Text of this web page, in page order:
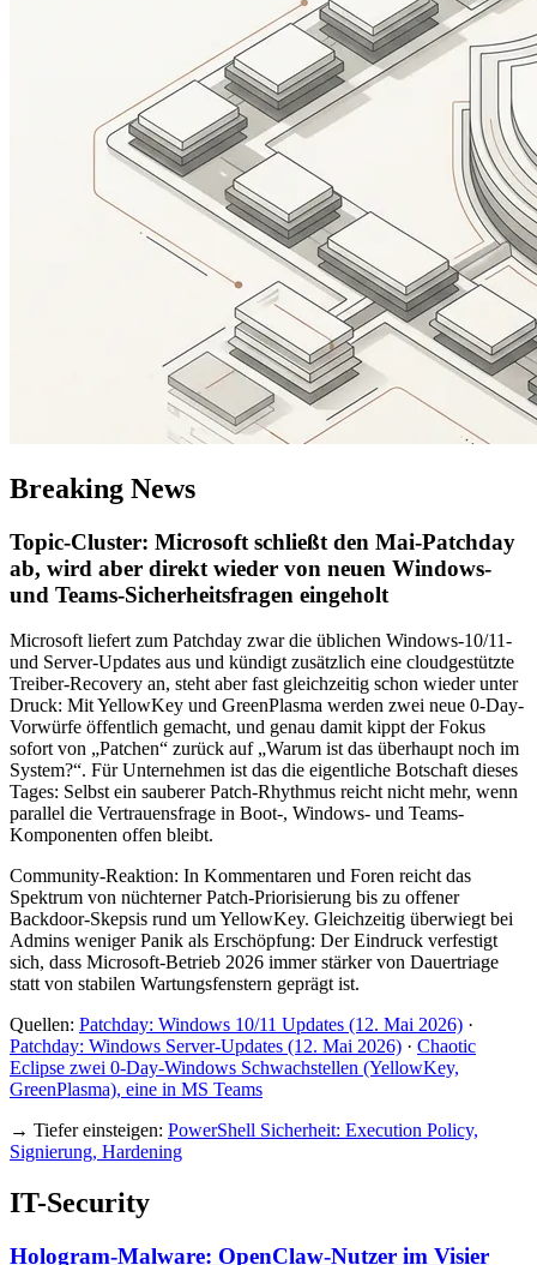
Breaking News
Topic-Cluster: Microsoft schließt den Mai-Patchday
ab, wird aber direkt wieder von neuen Windows-
und Teams-Sicherheitsfragen eingeholt
Microsoft liefert zum Patchday zwar die üblichen Windows-10/11-
und Server-Updates aus und kündigt zusätzlich eine cloudgestützte
Treiber-Recovery an, steht aber fast gleichzeitig schon wieder unter
Druck: Mit YellowKey und GreenPlasma werden zwei neue 0-Day-
Vorwürfe öffentlich gemacht, und genau damit kippt der Fokus
sofort von „Patchen“ zurück auf „Warum ist das überhaupt noch im
System?“. Für Unternehmen ist das die eigentliche Botschaft dieses
Tages: Selbst ein sauberer Patch-Rhythmus reicht nicht mehr, wenn
parallel die Vertrauensfrage in Boot-, Windows- und Teams-
Komponenten offen bleibt.
Community-Reaktion: In Kommentaren und Foren reicht das
Spektrum von nüchterner Patch-Priorisierung bis zu offener
Backdoor-Skepsis rund um YellowKey. Gleichzeitig überwiegt bei
Admins weniger Panik als Erschöpfung: Der Eindruck verfestigt
sich, dass Microsoft-Betrieb 2026 immer stärker von Dauertriage
statt von stabilen Wartungsfenstern geprägt ist.
Quellen: Patchday: Windows 10/11 Updates (12. Mai 2026) ·
Patchday: Windows Server-Updates (12. Mai 2026) · Chaotic
Eclipse zwei 0-Day-Windows Schwachstellen (YellowKey,
GreenPlasma), eine in MS Teams
→ Tiefer einsteigen: PowerShell Sicherheit: Execution Policy,
Signierung, Hardening
IT-Security
Hologram-Malware: OpenClaw-Nutzer im Visier